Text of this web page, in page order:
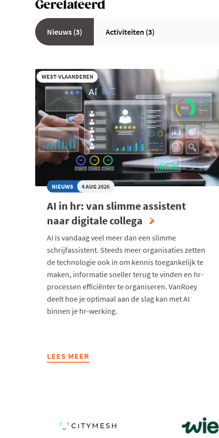
Gerelateerd
Nieuws (3) Activiteiten (3)
WEST-VLAANDEREN
NIEUWS 4 AUG 2026
AI in hr: van slimme assistent
naar digitale collega
AI is vandaag veel meer dan een slimme
schrijfassistent. Steeds meer organisaties zetten
de technologie ook in om kennis toegankelijk te
maken, informatie sneller terug te vinden en hr-
processen efficiënter te organiseren. VanRoey
deelt hoe je optimaal aan de slag kan met AI
binnen je hr-werking.
LEES MEER
ABOUT
ASSISTENT